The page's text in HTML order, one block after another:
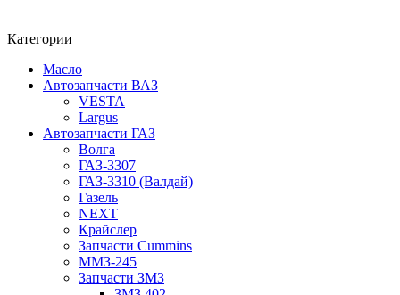
Категории
Масло
Автозапчасти ВАЗ
VESTA
Largus
Автозапчасти ГАЗ
Волга
ГАЗ-3307
ГАЗ-3310 (Валдай)
Газель
NEXT
Крайслер
Запчасти Cummins
ММЗ-245
Запчасти ЗМЗ